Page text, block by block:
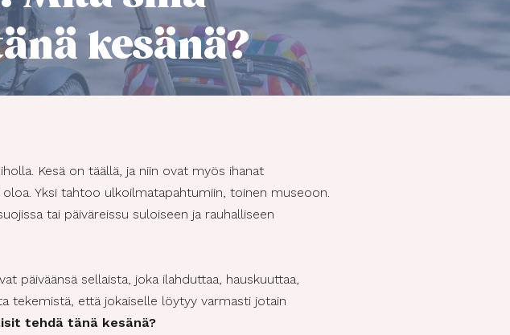
kesänä?
Kesä on täällä, ja niin ovat myös ihanat
Yksi tahtoo ulkoilmatapahtumiin, toinen museoon.
tai päiväreissu suloiseen ja rauhalliseen
päiväänsä sellaista, joka ilahduttaa, hauskuuttaa,
tekemistä, että jokaiselle löytyy varmasti jotain
tehdä tänä kesänä?